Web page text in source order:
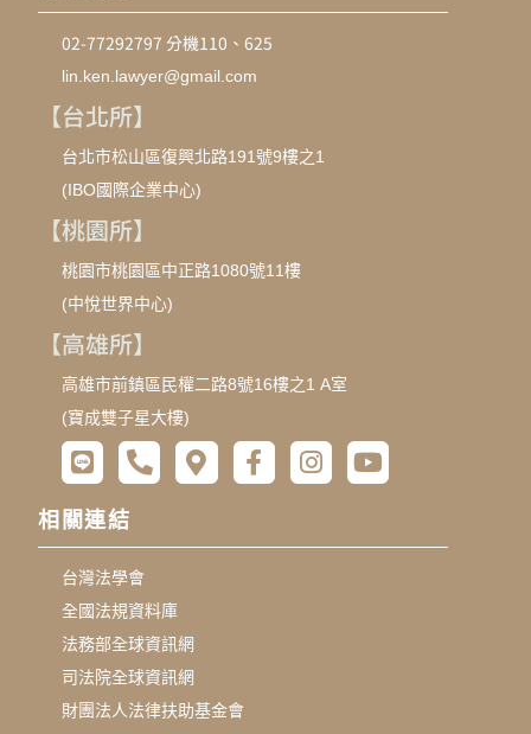
02-77292797 分機110、625
lin.ken.lawyer@gmail.com
【台北所】
台北市松山區復興北路191號9樓之1
(IBO國際企業中心)
【桃園所】
桃園市桃園區中正路1080號11樓
(中悅世界中心)
【高雄所】
高雄市前鎮區民權二路8號16樓之1 A室
(寶成雙子星大樓)
相關連結
台灣法學會
全國法規資料庫
法務部全球資訊網
司法院全球資訊網
財團法人法律扶助基金會